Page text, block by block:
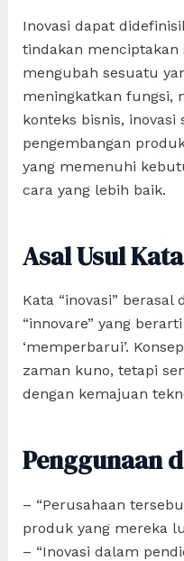
Inovasi dapat
tindakan menciptakan
mengubah sesuatu
meningkatkan fungsi,
konteks bisnis,
pengembangan
yang memenuhi
cara yang lebih baik.
Asal Usul Kata
Kata “inovasi” berasal
“innovare” yang
‘memperbarui’.
zaman kuno, tetapi
dengan kemajuan
Penggunaan
– “Perusahaan
produk yang mereka
– “Inovasi dalam